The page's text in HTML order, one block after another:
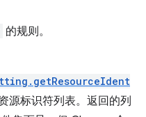
的规则。
源标识符列表。返回的列